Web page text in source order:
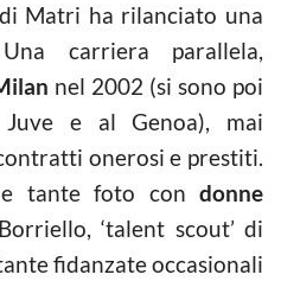
Matri ha rilanciato una
carriera parallela,
nel 2002 (si sono poi
e al Genoa), mai
onerosi e prestiti.
tante foto con donne
‘talent scout’ di
fidanzate occasionali